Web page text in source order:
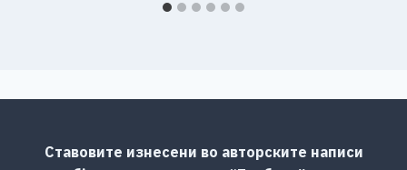
Ставовите изнесени во авторските написи